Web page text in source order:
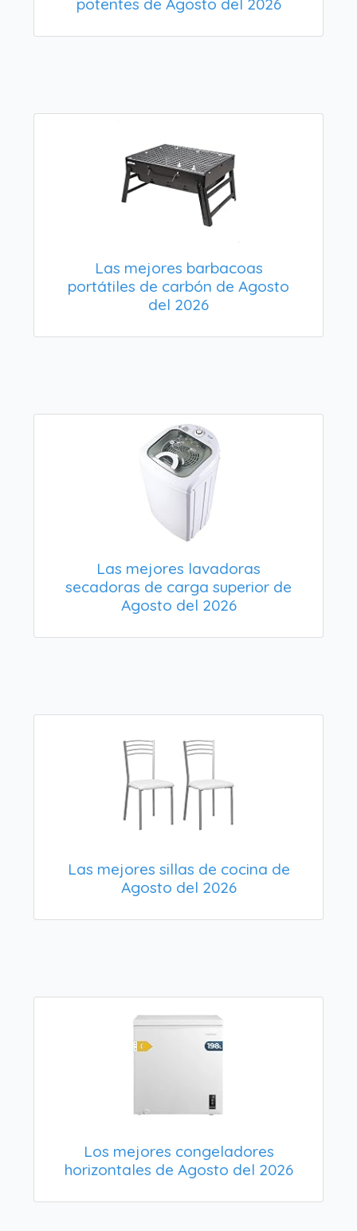
potentes de Agosto del 2026
Las mejores barbacoas
portátiles de carbón de Agosto
del 2026
Las mejores lavadoras
secadoras de carga superior de
Agosto del 2026
Las mejores sillas de cocina de
Agosto del 2026
Los mejores congeladores
horizontales de Agosto del 2026